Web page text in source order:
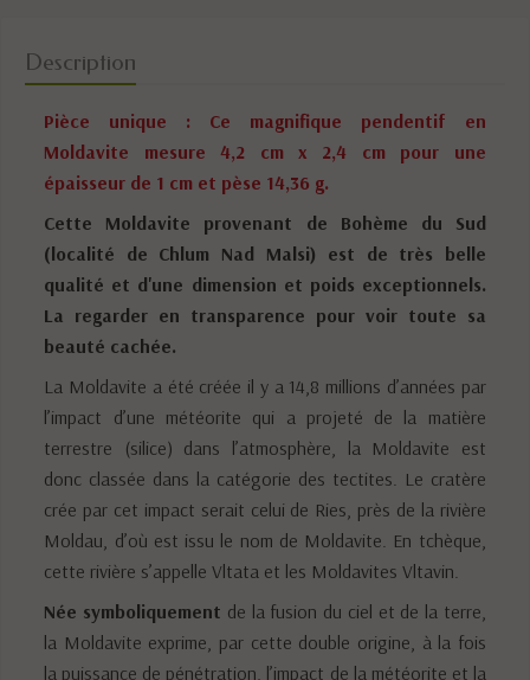
Description
Pièce unique : Ce magnifique pendentif en
Moldavite mesure 4,2 cm x 2,4 cm pour une
épaisseur de 1 cm et pèse 14,36 g.
Cette Moldavite provenant de Bohème du Sud
(localité de Chlum Nad Malsi) est de très belle
qualité et d'une dimension et poids exceptionnels.
La regarder en transparence pour voir toute sa
beauté cachée.
La Moldavite a été créée il y a 14,8 millions d’années par
l’impact d’une météorite qui a projeté de la matière
terrestre (silice) dans l’atmosphère, la Moldavite est
donc classée dans la catégorie des tectites. Le cratère
crée par cet impact serait celui de Ries, près de la rivière
Moldau, d’où est issu le nom de Moldavite. En tchèque,
cette rivière s’appelle Vltata et les Moldavites Vltavin.
Née symboliquement de la fusion du ciel et de la terre,
la Moldavite exprime, par cette double origine, à la fois
la puissance de pénétration, l’impact de la météorite et la